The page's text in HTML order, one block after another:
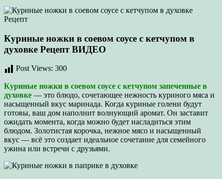
Куриные ножки в соевом соусе с кетчупом в
духовке Рецепт ВИДЕО
Post Views: 300
Куриные ножки в соевом соусе с кетчупом запеченные в
духовке — это блюдо, сочетающее нежность куриного мяса и
насыщенный вкус маринада. Когда куриные голени будут
готовы, ваш дом наполнит волнующий аромат. Он заставит
ожидать момента, когда можно будет насладиться этим
блюдом. Золотистая корочка, нежное мясо и насыщенный
вкус — всё это создает идеальное сочетание для семейного
ужина или встречи с друзьями.